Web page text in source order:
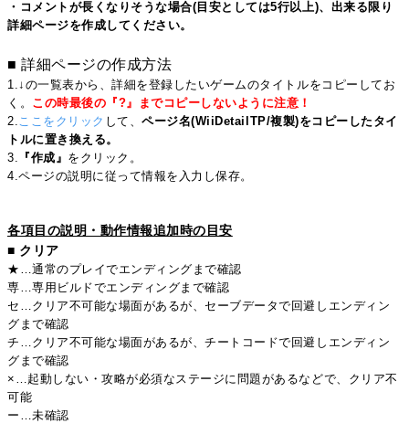
・コメントが長くなりそうな場合(目安としては5行以上)、出来る限り
詳細ページを作成してください。
■ 詳細ページの作成方法
1.↓の一覧表から、詳細を登録したいゲームのタイトルをコピーしてお
く。 この時最後の『?』までコピーしないように注意！
2. ここをクリック して、ページ名(WiiDetailTP/複製)をコピーしたタイ
トルに置き換える。
3.
『作成』 をクリック。
4.ページの説明に従って情報を入力し保存。
各項目の説明・動作情報追加時の目安
■ クリア
★…通常のプレイでエンディングまで確認
専…専用ビルドでエンディングまで確認
セ…クリア不可能な場面があるが、セーブデータで回避しエンディン
グまで確認
チ…クリア不可能な場面があるが、チートコードで回避しエンディン
グまで確認
×…起動しない・攻略が必須なステージに問題があるなどで、クリア不
可能
ー…未確認